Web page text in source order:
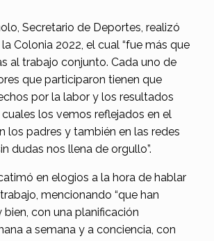
Secretario de Deportes, realizó
Colonia 2022, el cual “fue más que
al trabajo conjunto. Cada uno de
que participaron tienen que
por la labor y los resultados
los vemos reflejados en el
los padres y también en las redes
dudas nos llena de orgullo”.
en elogios a la hora de hablar
mencionando “que han
con una planificación
a semana y a conciencia, con